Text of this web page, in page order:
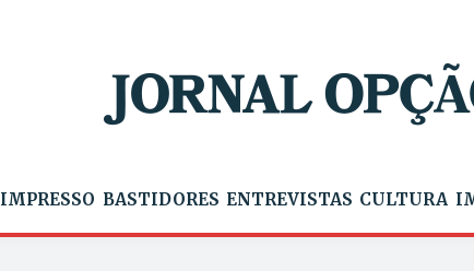
IMPRESSO BASTIDORES ENTREVISTAS CULTURA